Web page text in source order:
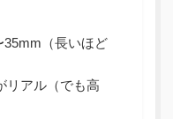
（長いほど
リアル（でも高